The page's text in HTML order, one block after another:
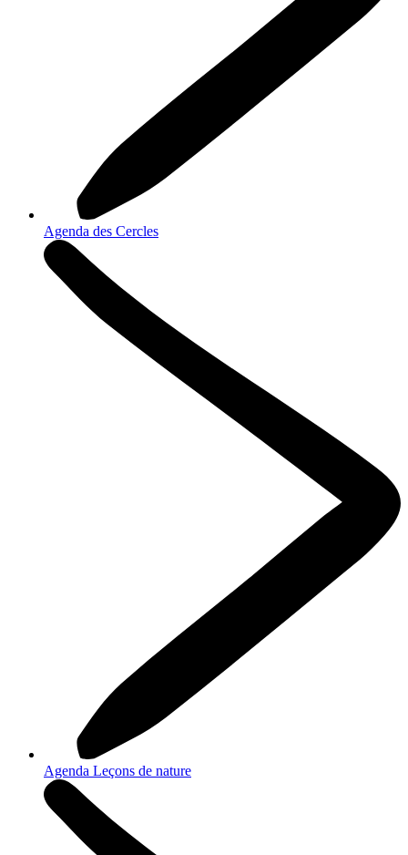
Agenda des Cercles
Agenda Leçons de nature